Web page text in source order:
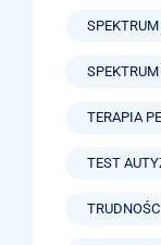
TERAPIA
TEST